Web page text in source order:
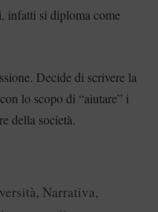
infatti si diploma come
Decide di scrivere la
lo scopo di “aiutare” i
della società.
, Narrativa,